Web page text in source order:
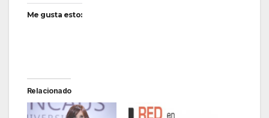
Me gusta esto:
Relacionado